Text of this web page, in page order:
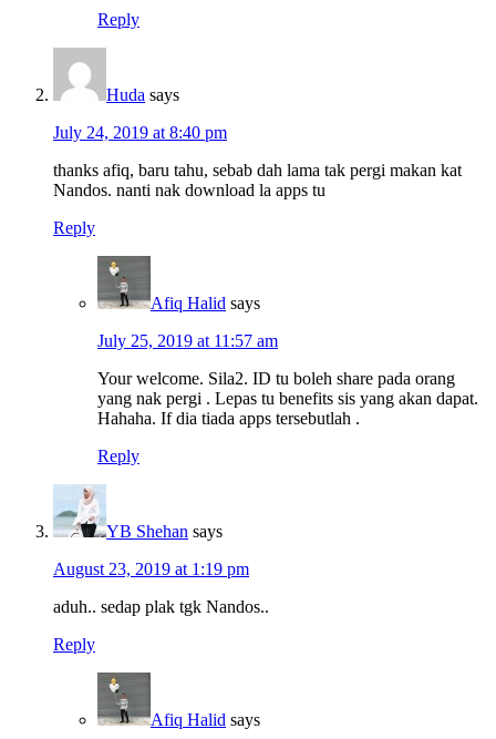
Reply
Huda says
July 24, 2019 at 8:40 pm
thanks afiq, baru tahu, sebab dah lama tak pergi makan kat
Nandos. nanti nak download la apps tu
Reply
Afiq Halid says
July 25, 2019 at 11:57 am
Your welcome. Sila2. ID tu boleh share pada orang
yang nak pergi . Lepas tu benefits sis yang akan dapat.
Hahaha. If dia tiada apps tersebutlah .
Reply
YB Shehan says
August 23, 2019 at 1:19 pm
aduh.. sedap plak tgk Nandos..
Reply
Afiq Halid says